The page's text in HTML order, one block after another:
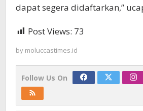
dapat segera didaftarkan,”
Post Views: 73
by moluccastimes.id
Follow Us On